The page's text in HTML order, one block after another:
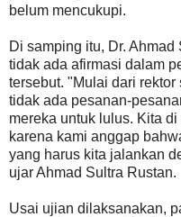
belum mencukupi.
Di samping itu, Dr.
tidak ada afirmasi dalam
tersebut. "Mulai dari
tidak ada pesanan-
mereka untuk lulus. Kita
karena kami anggap
yang harus kita jalankan
ujar Ahmad Sultra Rustan.
Usai ujian dilaksanakan,